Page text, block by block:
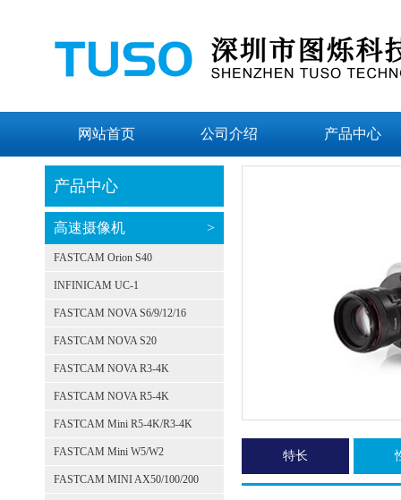
网站首页 公司介绍 产品中心
产品中心
高速摄像机 >
FASTCAM Orion S40
INFINICAM UC-1
FASTCAM NOVA S6/9/12/16
FASTCAM NOVA S20
FASTCAM NOVA R3-4K
FASTCAM NOVA R5-4K
FASTCAM Mini R5-4K/R3-4K
FASTCAM Mini W5/W2
FASTCAM MINI AX50/100/200
特长